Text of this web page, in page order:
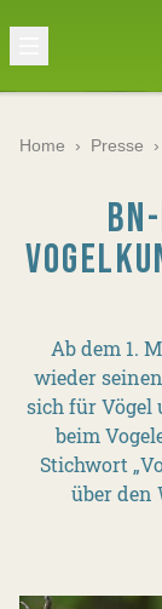
Home › Presse ›
Ab dem 1.
wieder
sich für Vögel
beim
Stichwort
über den